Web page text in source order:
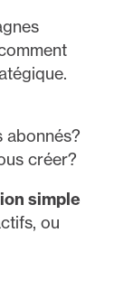
abonnés?
créer?
simple
ou